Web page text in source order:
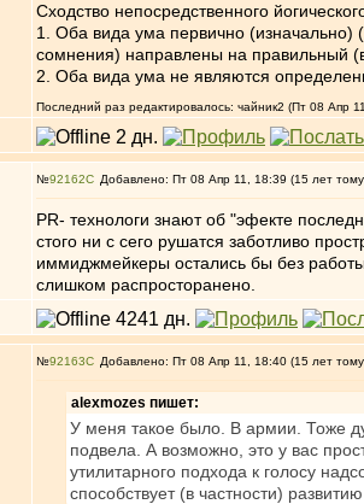
Сходство непосредственного
1. Оба вида ума первично (изначально)
сомнения) направлены на правильный
2. Оба вида ума не являются
Последний раз редактировалось: чайник2 (Пт 08 Апр
№92162 Добавлено: Пт 08 Апр 11, 18:39 (15 лет
PR- технологи знают об "эфекте
стого ни с сего рушатся заботливо
иммиджмейкеры остались бы без
слишком распросторанено.
№92163 Добавлено: Пт 08 Апр 11, 18:40 (15 лет
alexmozes пишет:
У меня такое было. В армии. Тоже
подвела. А возможно, это у вас
утилитарного подхода к голосу
способствует (в частности)